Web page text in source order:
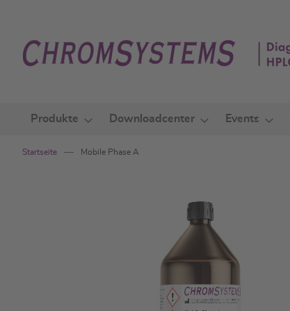
springen
Produkte Downloadcenter Events
Startseite Mobile Phase A